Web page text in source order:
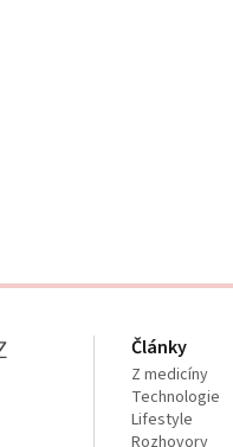
Články
Z medicíny
Technologie
Lifestyle
Rozhovory